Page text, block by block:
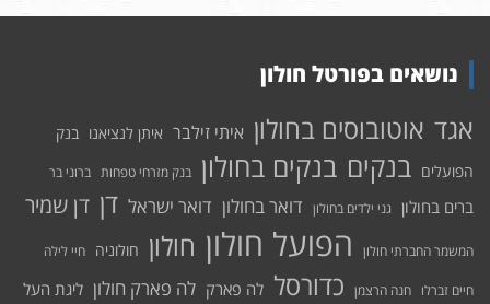
נושאים בפורטל חולון
אגד אוטובוסים בחולון איתי זילבר איתן לנציאנו בנק
הפועלים בנקים בנקים בחולון בנק מזרחי טפחות ברוני בר
ברים בחולון גני ילדים בחולון דואר בחולון דואר ישראל דן דן שמיר
המשמר החברתי חולון הפועל חולון חולון חולוניה חיי לילה
חיים זברלו חנה הרצמן כדורסל לה פארק לה פארק חולון ליגת העל